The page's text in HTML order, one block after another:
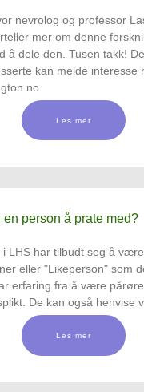
nevrolog og professor
mer om denne
å dele den. Tusen takk!
kan melde interesse
Les mer
en person å prate med?
i LHS har tilbudt seg å
eller "Likeperson" som
erfaring fra å være
De kan også henvise
Les mer